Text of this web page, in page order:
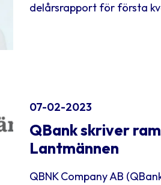
delårsrapport för första
07-02-2023
QBank skriver
Lantmännen
QBNK Company AB